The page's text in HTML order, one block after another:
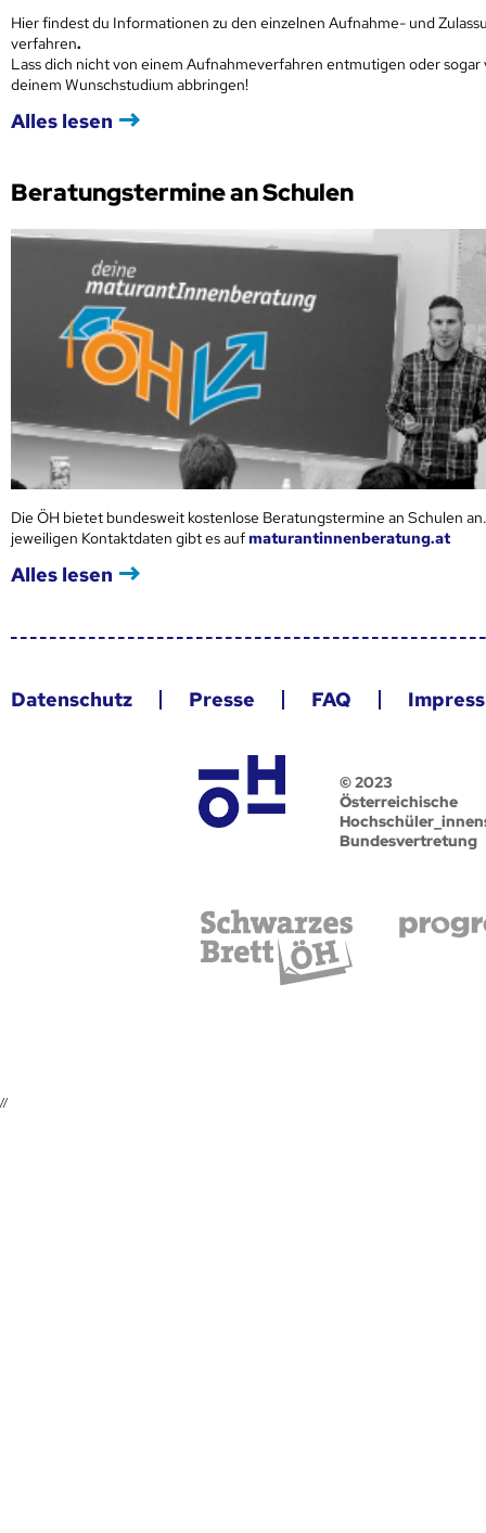
Hier findest du Informationen zu den einzelnen Aufnahme- und
verfahren.
Lass dich nicht von einem Aufnahmeverfahren entmutigen oder sogar
deinem Wunschstudium abbringen!
Alles lesen
Beratungstermine an Schulen
Die ÖH bietet bundesweit kostenlose Beratungstermine an Schulen
jeweiligen Kontaktdaten gibt es aufmaturantinnenberatung.at
Alles lesen
Datenschutz Presse FAQ
© 2023
Österreichische
Bundesvertretung
//